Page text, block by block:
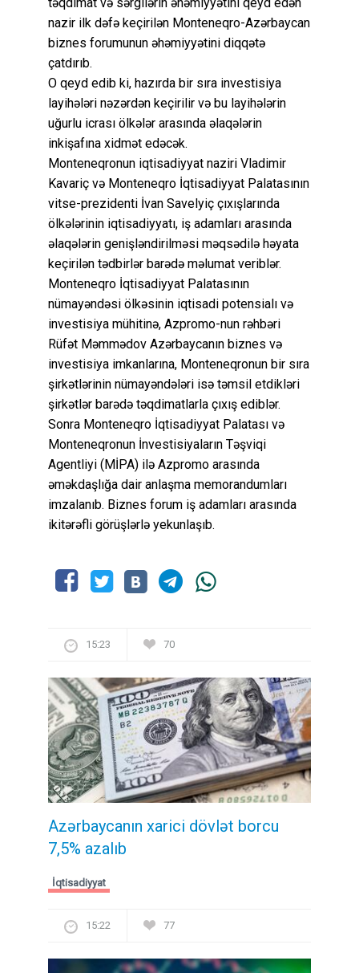
nazir ilk dəfə keçirilən Monteneqro-Azərbaycan
biznes forumunun əhəmiyyətini diqqətə
çatdırıb.
O qeyd edib ki, hazırda bir sıra investisiya
layihələri nəzərdən keçirilir və bu layihələrin
uğurlu icrası ölkələr arasında əlaqələrin
inkişafına xidmət edəcək.
Monteneqronun iqtisadiyyat naziri Vladimir
Kavariç və Monteneqro İqtisadiyyat Palatasının
vitse-prezidenti İvan Savelyiç çıxışlarında
ölkələrinin iqtisadiyyatı, iş adamları arasında
əlaqələrin genişləndirilməsi məqsədilə həyata
keçirilən tədbirlər barədə məlumat veriblər.
Monteneqro İqtisadiyyat Palatasının
nümayəndəsi ölkəsinin iqtisadi potensialı və
investisiya mühitinə, Azpromo-nun rəhbəri
Rüfət Məmmədov Azərbaycanın biznes və
investisiya imkanlarına, Monteneqronun bir sıra
şirkətlərinin nümayəndələri isə təmsil etdikləri
şirkətlər barədə təqdimatlarla çıxış ediblər.
Sonra Monteneqro İqtisadiyyat Palatası və
Monteneqronun İnvestisiyaların Təşviqi
Agentliyi (MİPA) ilə Azpromo arasında
əməkdaşlığa dair anlaşma memorandumları
imzalanıb. Biznes forum iş adamları arasında
ikitərəfli görüşlərlə yekunlaşıb.
15:23 70
Azərbaycanın xarici dövlət borcu
7,5% azalıb
İqtisadiyyat
15:22 77